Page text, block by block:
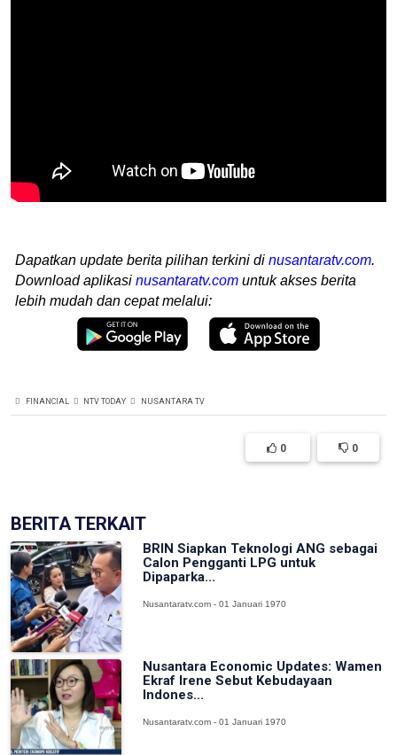
Dapatkan update berita pilihan terkini di nusantaratv.com.
Download aplikasi nusantaratv.com untuk akses berita
lebih mudah dan cepat melalui:
FINANCIAL NTV TODAY NUSANTARA TV
0 0
BERITA TERKAIT
BRIN Siapkan Teknologi ANG sebagai
Calon Pengganti LPG untuk
Dipaparka...
Nusantaratv.com - 01 Januari 1970
Nusantara Economic Updates: Wamen
Ekraf Irene Sebut Kebudayaan
Indones...
Nusantaratv.com - 01 Januari 1970